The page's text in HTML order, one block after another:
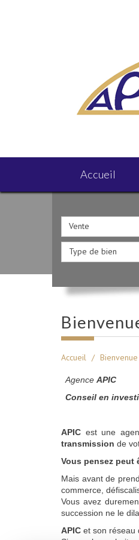
Accueil
Vente
Type de bien
Accueil
AgenceAPIC
Conseil en
APIC est une
transmission de
Vous pensez peut
Mais avant de
commerce,
Vous avez
succession ne le
APIC et son réseau